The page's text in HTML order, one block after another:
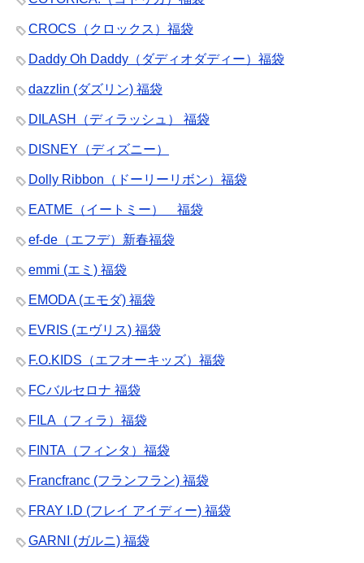
CROCS（クロックス）福袋
Daddy Oh Daddy（ダディオダディー）福袋
dazzlin (ダズリン) 福袋
DILASH（ディラッシュ） 福袋
DISNEY（ディズニー）
Dolly Ribbon（ドーリーリボン）福袋
EATME（イートミー） 福袋
ef-de（エフデ）新春福袋
emmi (エミ) 福袋
EMODA (エモダ) 福袋
EVRIS (エヴリス) 福袋
F.O.KIDS（エフオーキッズ）福袋
FCバルセロナ 福袋
FILA（フィラ）福袋
FINTA（フィンタ）福袋
Francfranc (フランフラン) 福袋
FRAY I.D (フレイ アイディー) 福袋
GARNI (ガルニ) 福袋